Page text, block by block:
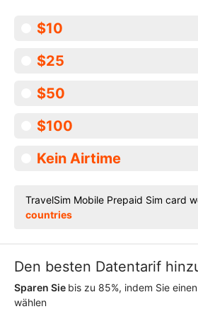
$10
$25
$50
$100
Kein Airtime
TravelSim Mobile Prepaid Sim card
countries
Den besten Datentarif
Sparen Sie bis zu 85%, indem Sie
wählen